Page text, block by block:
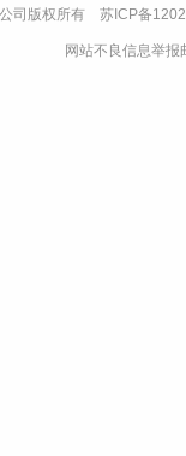
司版权所有 苏ICP备
网站不良信息举